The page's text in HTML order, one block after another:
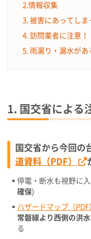
2.情報収集
3. 被害にあってしま
4. 訪問業者に注意！
5. 雨漏り・漏水があ
1. 国交省による
国交省から今回の
道資料（PDF）
停電・断水も視野に
確保)
ハザードマップ（PDF
常磐線より西側の洪水
る